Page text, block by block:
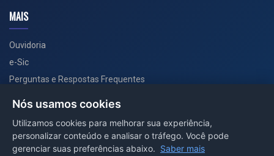
MAIS
Ouvidoria
e-Sic
Perguntas e Respostas Frequentes
PORTAL COVID-19
Nós usamos cookies
Utilizamos cookies para melhorar sua experiência,
personalizar conteúdo e analisar o tráfego. Você pode
gerenciar suas preferências abaixo. Saber mais